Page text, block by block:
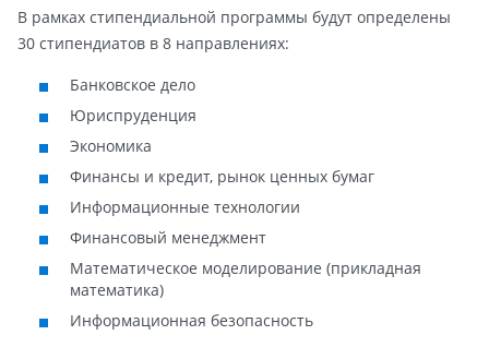
В рамках стипендиальной программы будут определены
30 стипендиатов в 8 направлениях:
Банковское дело
Юриспруденция
Экономика
Финансы и кредит, рынок ценных бумаг
Информационные технологии
Финансовый менеджмент
Математическое моделирование (прикладная
математика)
Информационная безопасность